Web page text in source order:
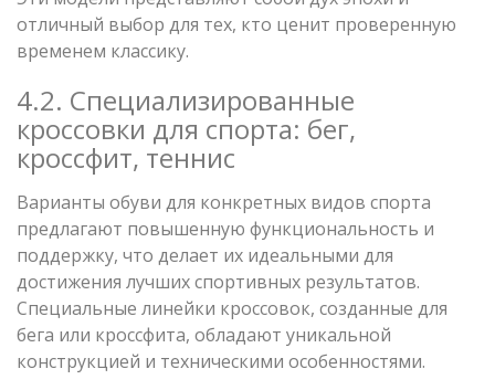
отличный выбор для тех, кто ценит проверенную
временем классику.
4.2. Специализированные
кроссовки для спорта: бег,
кроссфит, теннис
Варианты обуви для конкретных видов спорта
предлагают повышенную функциональность и
поддержку, что делает их идеальными для
достижения лучших спортивных результатов.
Специальные линейки кроссовок, созданные для
бега или кроссфита, обладают уникальной
конструкцией и техническими особенностями.